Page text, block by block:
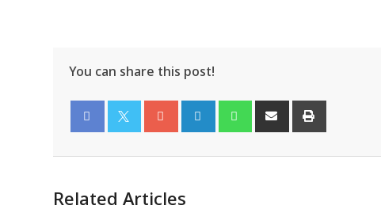
You can share this post!
Related Articles